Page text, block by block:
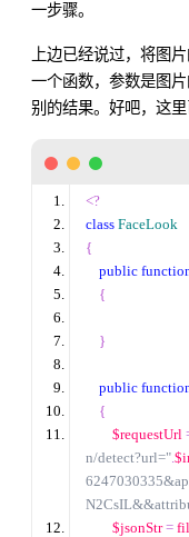
一步骤。
上边已经说过，将图
一个函数，参数是图
别的结果。好吧，这
<?
class FaceLook
{
public
{
}
public
{
$requestUrl
n/detect?url=".
$jsonStr =